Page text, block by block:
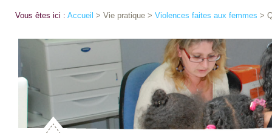
Vous êtes ici : Accueil > Vie pratique > Violences faites aux femmes >